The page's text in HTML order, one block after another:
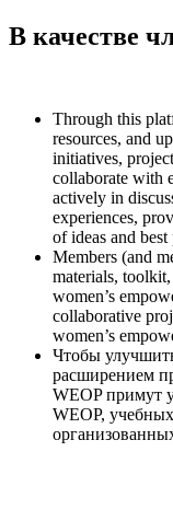
В качестве
Through this
resources, and
initiatives,
collaborate with
actively in
experiences,
of ideas and best
Members (and
materials, toolkit,
women’s
collaborative
women’s
Чтобы
расширением
WEOP примут
WEOP,